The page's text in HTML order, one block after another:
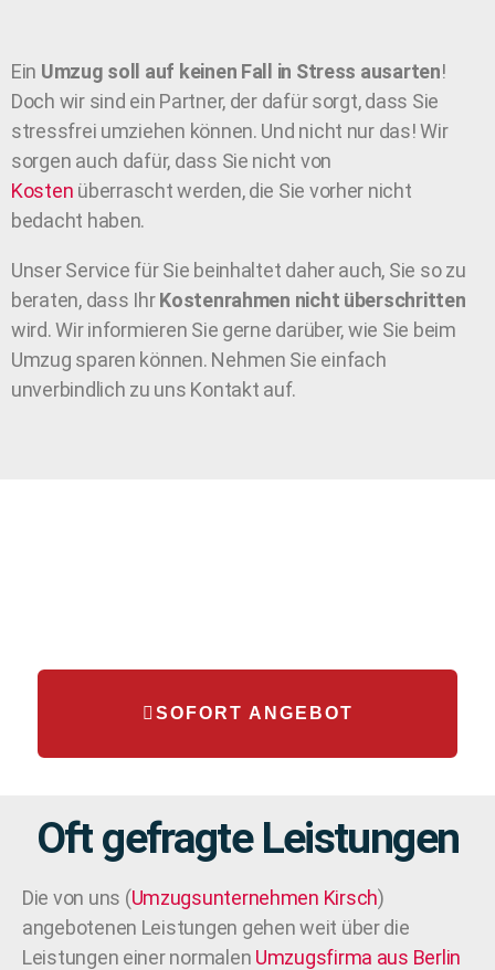
Ein Umzug soll auf keinen Fall in Stress ausarten!
Doch wir sind ein Partner, der dafür sorgt, dass Sie
stressfrei umziehen können. Und nicht nur das! Wir
sorgen auch dafür, dass Sie nicht von
Kosten überrascht werden, die Sie vorher nicht
bedacht haben.
Unser Service für Sie beinhaltet daher auch, Sie so zu
beraten, dass IhrKostenrahmen nicht überschritten
wird. Wir informieren Sie gerne darüber, wie Sie beim
Umzug sparen können. Nehmen Sie einfach
unverbindlich zu uns Kontakt auf.
SOFORT ANGEBOT
Oft gefragte Leistungen
Die von uns (Umzugsunternehmen Kirsch)
angebotenen Leistungen gehen weit über die
Leistungen einer normalen Umzugsfirma aus Berlin